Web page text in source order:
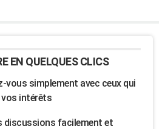
EN QUELQUES CLICS
vous simplement avec ceux qui
intérêts
discussions facilement et